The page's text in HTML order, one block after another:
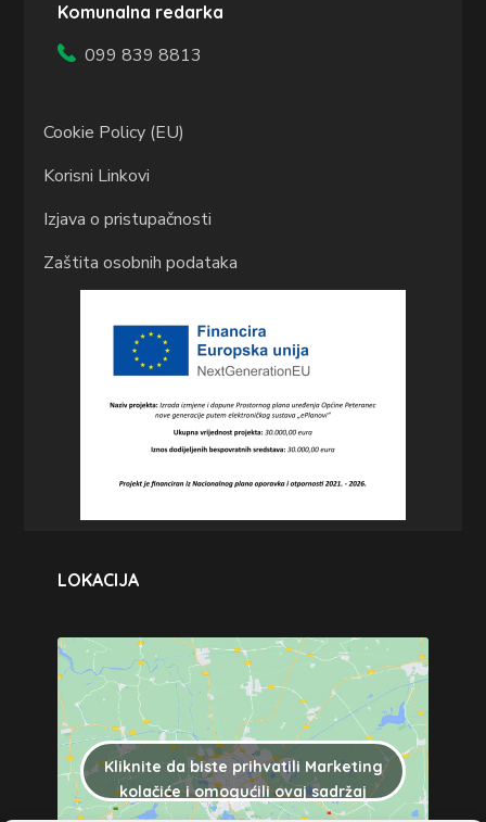
Komunalna redarka
099 839 8813
Cookie Policy (EU)
Korisni Linkovi
Izjava o pristupačnosti
Zaštita osobnih podataka
LOKACIJA
Kliknite da biste prihvatili Marketing
kolačiće i omogućili ovaj sadržaj